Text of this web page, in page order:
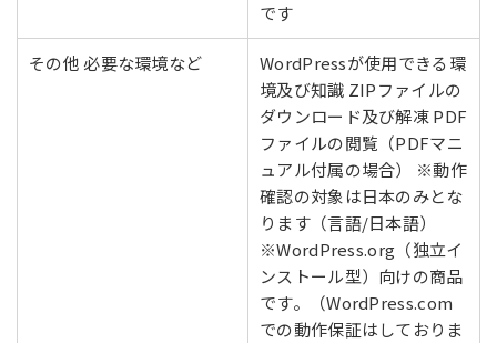
です
その他 必要な環境など
WordPressが使用できる環
境及び知識 ZIPファイルの
ダウンロード及び解凍 PDF
ファイルの閲覧（PDFマニ
ュアル付属の場合） ※動作
確認の対象は日本のみとな
ります（言語/日本語）
※WordPress.org（独立イ
ンストール型）向けの商品
です。（WordPress.com
での動作保証はしておりま